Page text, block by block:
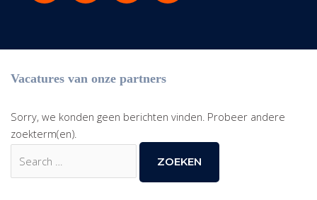
Vacatures van onze partners
Sorry, we konden geen berichten vinden. Probeer andere
zoekterm(en).
Zoek
naar: